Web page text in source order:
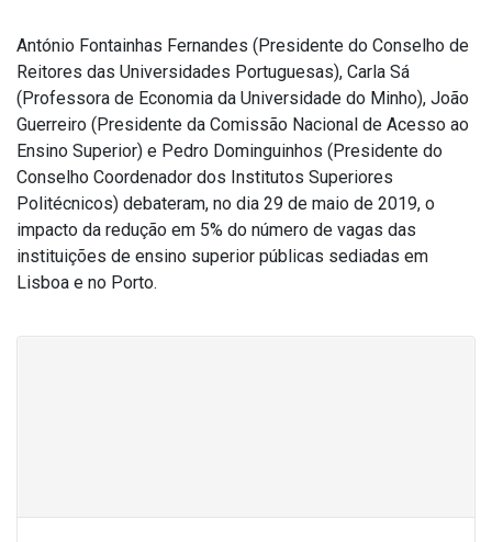
António Fontainhas Fernandes (Presidente do Conselho de
Reitores das Universidades Portuguesas), Carla Sá
(Professora de Economia da Universidade do Minho), João
Guerreiro (Presidente da Comissão Nacional de Acesso ao
Ensino Superior) e Pedro Dominguinhos (Presidente do
Conselho Coordenador dos Institutos Superiores
Politécnicos) debateram, no dia 29 de maio de 2019, o
impacto da redução em 5% do número de vagas das
instituições de ensino superior públicas sediadas em
Lisboa e no Porto.